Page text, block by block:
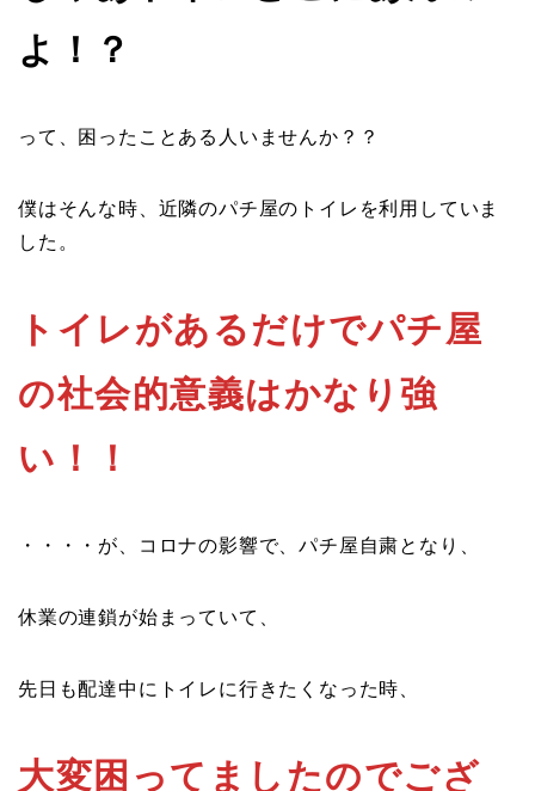
よ！？
って、困ったことある人いませんか？？
僕はそんな時、近隣のパチ屋のトイレを利用していま
した。
トイレがあるだけでパチ屋
の社会的意義はかなり強
い！！
・・・・が、コロナの影響で、パチ屋自粛となり、
休業の連鎖が始まっていて、
先日も配達中にトイレに行きたくなった時、
大変困ってましたのでござ